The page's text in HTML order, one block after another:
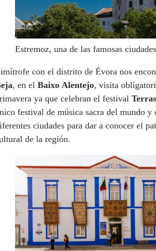
Estremoz, una de las famosas
con el distrito de Évora nos
, en el Baixo Alentejo, visita
ya que celebran el festival
festival de música sacra del mundo y
ciudades para dar a conocer el
de la región.